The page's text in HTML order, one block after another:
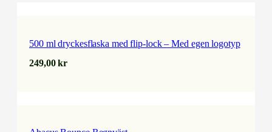
500 ml dryckesflaska med flip-lock – Med egen logotyp
249,00kr